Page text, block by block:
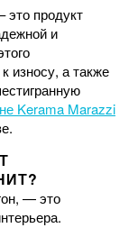
это продукт
и
износу, а также
Kerama Marazzi
— это